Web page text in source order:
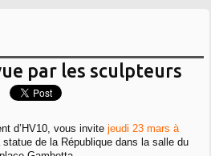
par les sculpteurs
d’HV10, vous invitejeudi 23 mars à
de la République dans la salle du